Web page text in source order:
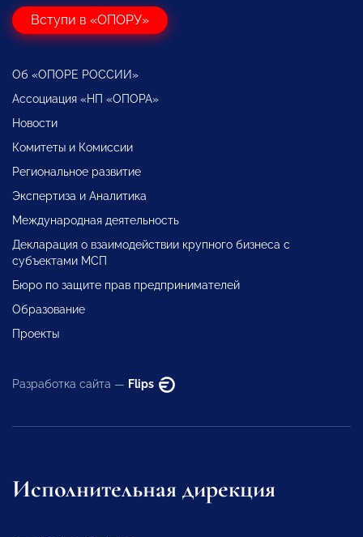
Вступи в «ОПОРУ»
Об «ОПОРЕ РОССИИ»
Ассоциация «НП «ОПОРА»
Новости
Комитеты и Комиссии
Региональное развитие
Экспертиза и Аналитика
Международная деятельность
Декларация о взаимодействии крупного бизнеса с
субъектами МСП
Бюро по защите прав предпринимателей
Образование
Проекты
Разработка сайта — Flips
Исполнительная дирекция